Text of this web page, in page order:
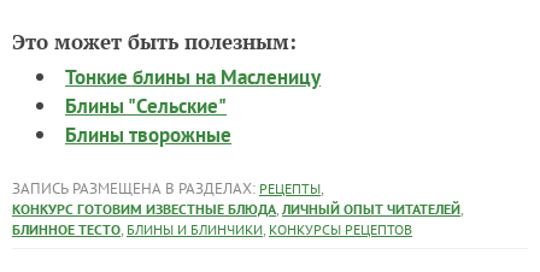
Это может быть полезным:
Тонкие блины на Масленицу
Блины "Сельские"
Блины творожные
ЗАПИСЬ РАЗМЕЩЕНА В РАЗДЕЛАХ: РЕЦЕПТЫ,
КОНКУРС ГОТОВИМ ИЗВЕСТНЫЕ БЛЮДА, ЛИЧНЫЙ ОПЫТ ЧИТАТЕЛЕЙ,
БЛИННОЕ ТЕСТО, БЛИНЫ И БЛИНЧИКИ, КОНКУРСЫ РЕЦЕПТОВ